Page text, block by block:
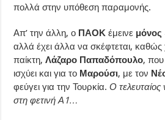
πολλά στην υπόθεση παραμονής.
Απ’ την άλλη, ο ΠΑΟΚ έμεινε μόνος
αλλά έχει άλλα να σκέφτεται, καθώς
παίκτη,Λάζαρο Παπαδόπουλο, που
ισχύει και για το Μαρούσι, με τον
φεύγει για την Τουρκία. Ο τελευταίος
στη φετινή Α1…